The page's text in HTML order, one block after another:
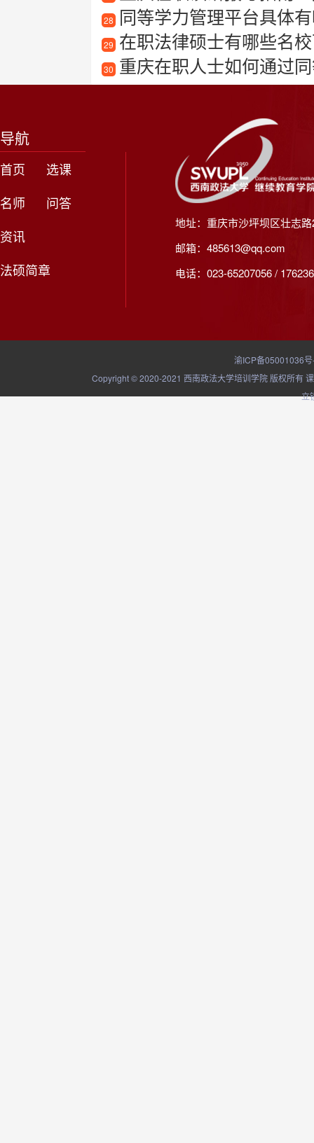
28 同等学力管理平台具体
29 在职法律硕士有哪些名
30 重庆在职人士如何通过同
导航
首页
选课
名师
问答
资讯
法硕简章
地址：重庆市沙坪坝区壮志
邮箱：485613@qq.com
电话：023-65207056 /
渝ICP备05001036
Copyright © 2020-2021 西南政法大学培训学院 版权所有
立